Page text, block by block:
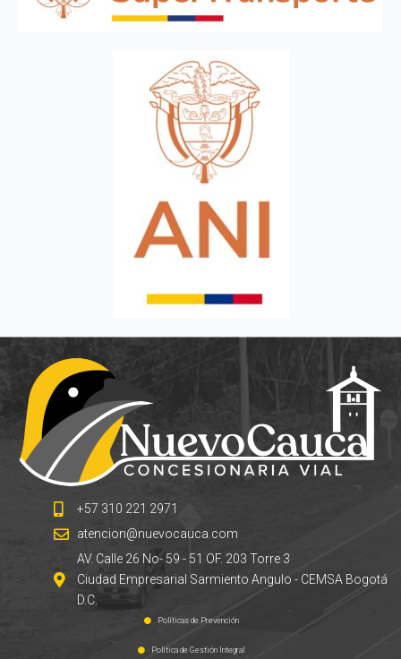
+57 310 221 2971
atencion@nuevocauca.com
AV. Calle 26 No- 59 - 51 OF. 203 Torre 3
Ciudad Empresarial Sarmiento Angulo - CEMSA Bogotá
D.C.
Políticas de Prevención
Política de Gestión Integral